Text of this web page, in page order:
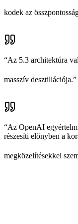
kodek az
“Az 5.3 architektúra
masszív desztillációja.”
“Az OpenAI
részesíti előnyben a
megközelítésekkel